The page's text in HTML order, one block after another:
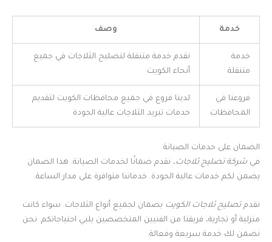
خدمة وصف
خدمة
متنقلة
نقدم خدمة متنقلة لتصليح الثلاجات في جميع
أنحاء الكويت
فروعنا في
المحافظات
لدينا فروع في جميع محافظات الكويت لتقديم
خدمات تبريد الثلاجات عالية الجودة
الضمان على خدمات الصيانة
في شركة تصليح ثلاجات ، نقدم ضمانًا لخدمات الصيانة. هذا الضمان
يضمن لكم خدمات عالية الجودة. خدماتنا متوافرة على مدار الساعة.
نقدمتصليح ثلاجات الكويت بضمان لجميع أنواع الثلاجات. سواء كانت
منزلية أو تجارية، فريقنا من الفنيين المتخصصين يلبي احتياجاتكم. نحن
نضمن لك خدمة سريعة وفعالة.